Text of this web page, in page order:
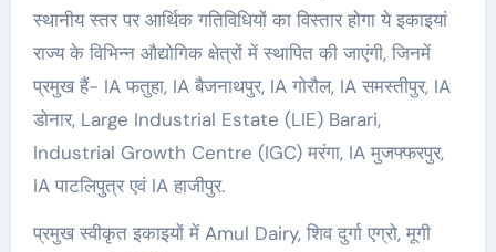
स्थानीय स्तर पर आर्थिक गतिविधियों का विस्तार होगा ये इकाइयां
राज्य के विभिन्न औद्योगिक क्षेत्रों में स्थापित की जाएंगी, जिनमें
प्रमुख हैं- IA फतुहा, IA बैजनाथपुर, IA गोरौल, IA समस्तीपुर, IA
डोनार, Large Industrial Estate (LIE) Barari,
Industrial Growth Centre (IGC) मरंगा, IA मुजफ्फरपुर,
IA पाटलिपुत्र एवं IA हाजीपुर.
प्रमुख स्वीकृत इकाइयों में Amul Dairy, शिव दुर्गा एग्रो, मूगी